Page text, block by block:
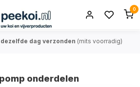
0
dezelfde dag verzonden (mits voorradig)
onderdelen